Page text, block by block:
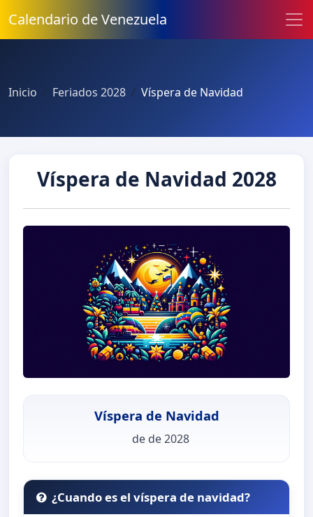
Calendario de Venezuela
Inicio Feriados 2028 Víspera de Navidad
Víspera de Navidad 2028
Víspera de Navidad
de de 2028
¿Cuando es el víspera de navidad?